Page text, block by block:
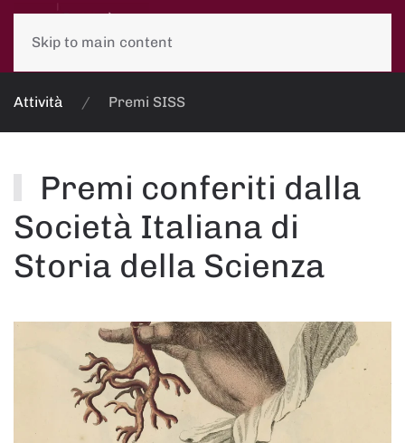
Skip to main content
Attività Premi SISS
Premi conferiti dalla
Società Italiana di
Storia della Scienza